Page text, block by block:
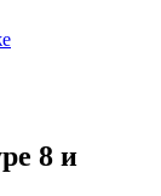
8 и